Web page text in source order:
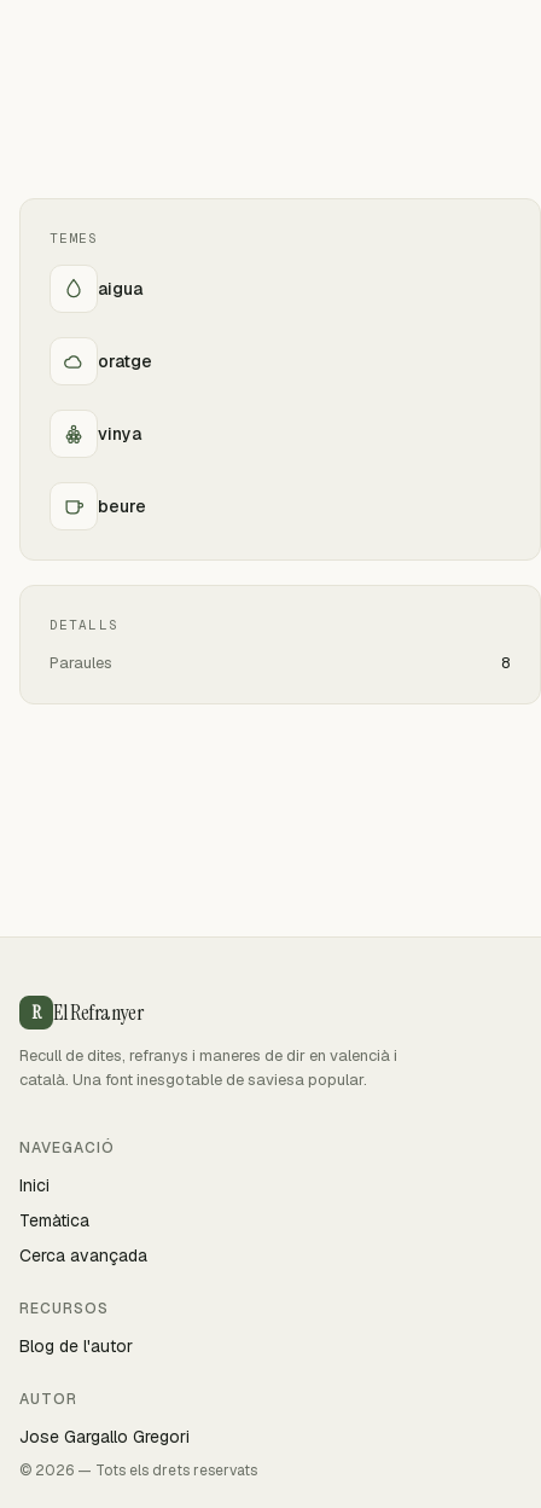
TEMES
aigua
oratge
vinya
beure
DETALLS
Paraules 8
R El Refranyer
Recull de dites, refranys i maneres de dir en valencià i
català. Una font inesgotable de saviesa popular.
NAVEGACIÓ
Inici
Temàtica
Cerca avançada
RECURSOS
Blog de l'autor
AUTOR
Jose Gargallo Gregori
© 2026 — Tots els drets reservats